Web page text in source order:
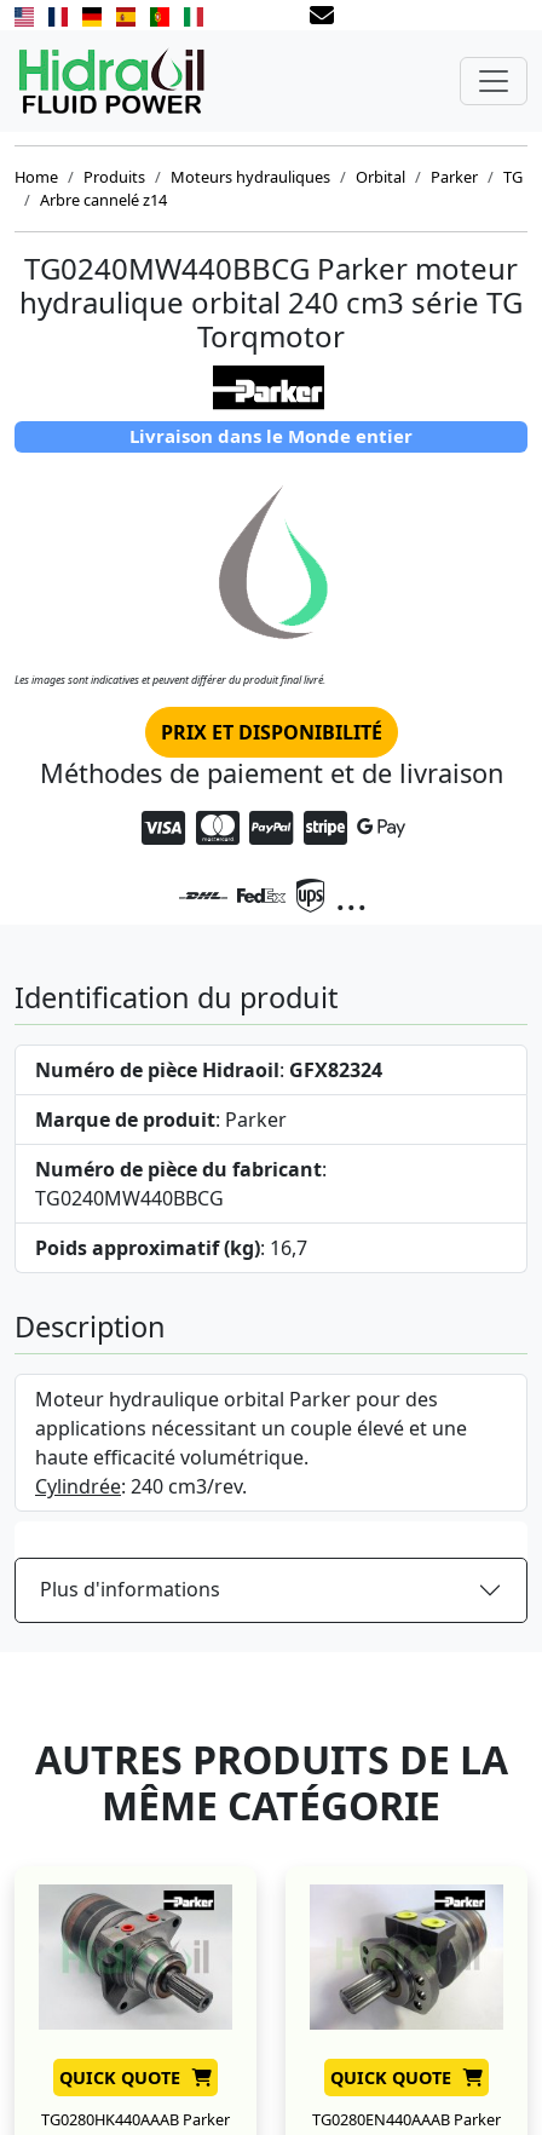
Home Produits Moteurs hydrauliques Orbital Parker
TG
Arbre cannelé z14
TG0240MW440BBCG Parker moteur
hydraulique orbital 240 cm3 série TG
Torqmotor
Livraison dans le Monde entier
Les images sont indicatives et peuvent différer du produit final livré.
PRIX ET DISPONIBILITÉ
Méthodes de paiement et de livraison
...
Identification du produit
Numéro de pièce Hidraoil: GFX82324
Marque de produit: Parker
Numéro de pièce du fabricant:
TG0240MW440BBCG
Poids approximatif (kg): 16,7
Description
Moteur hydraulique orbital Parker pour des
applications nécessitant un couple élevé et une
haute efficacité volumétrique.
Cylindrée: 240 cm3/rev.
Plus d'informations
AUTRES PRODUITS DE LA
MÊME CATÉGORIE
QUICK QUOTE
TG0280HK440AAAB Parker
QUICK QUOTE
TG0280EN440AAAB Parker